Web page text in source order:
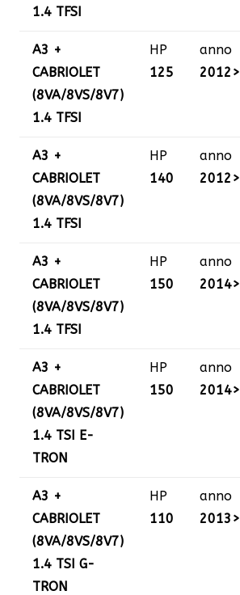
1.4 TFSI
A3 +
CABRIOLET
(8VA/8VS/8V7)
1.4 TFSI
HP
125
anno
2012>
A3 +
CABRIOLET
(8VA/8VS/8V7)
1.4 TFSI
HP
140
anno
2012>
A3 +
CABRIOLET
(8VA/8VS/8V7)
1.4 TFSI
HP
150
anno
2014>
A3 +
CABRIOLET
(8VA/8VS/8V7)
1.4 TSI E-
TRON
HP
150
anno
2014>
A3 +
CABRIOLET
(8VA/8VS/8V7)
1.4 TSI G-
TRON
HP
110
anno
2013>